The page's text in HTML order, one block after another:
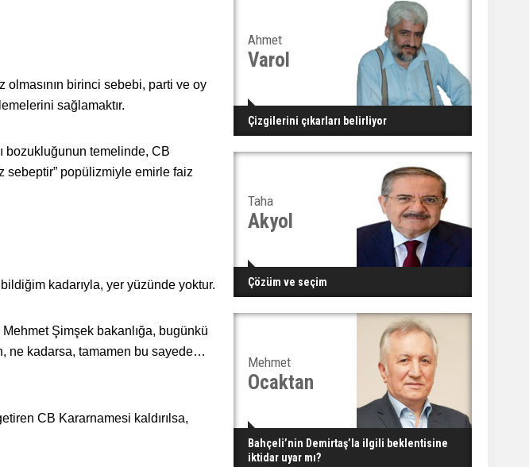
olmasının birinci sebebi, parti ve oy
sağlamaktır.
bozukluğunun temelinde, CB
sebeptir” popülizmiyle emirle faiz
bildiğim kadarıyla, yer yüzünde yoktur.
Şimşek bakanlığa, bugünkü
ne kadarsa, tamamen bu sayede…
CB Kararnamesi kaldırılsa,
Ahmet
Varol
Çizgilerini çıkarları belirliyor
Taha
Akyol
Çözüm ve seçim
Mehmet
Ocaktan
Bahçeli’nin Demirtaş’la ilgili beklentisine
iktidar uyar mı?